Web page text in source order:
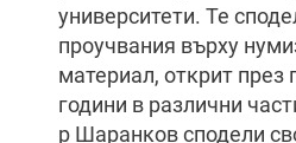
университети. Те
проучвания върху
материал, открит през
години в различни
р Шаранков сподели